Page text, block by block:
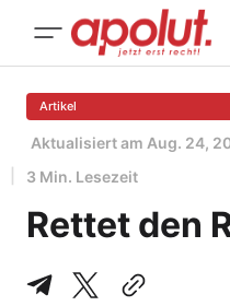
Artikel
Aktualisiert am Aug. 24,
3 Min. Lesezeit
Rettet den